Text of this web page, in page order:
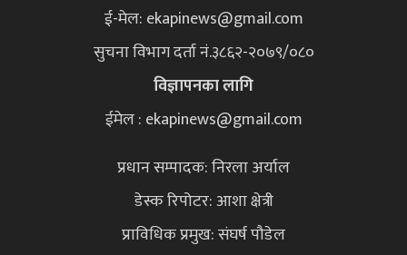
ई-मेल: ekapinews@gmail.com
सुचना विभाग दर्ता नं.३८६२-२०७९/०८०
विज्ञापनका लागि
ईमेल : ekapinews@gmail.com
प्रधान सम्पादक: निरला अर्याल
डेस्क रिपोटर: आशा क्षेत्री
प्राविधिक प्रमुख: संघर्ष पौडेल